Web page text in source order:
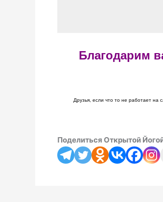
Благодарим
Друзья, если что то не работает на
Поделиться Открытой